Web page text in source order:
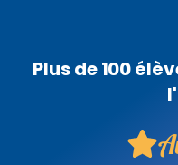
Plus de 100